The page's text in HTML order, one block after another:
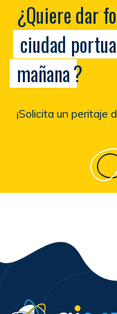
¿Quiere dar
ciudad
mañana?
¡Solicita un peritaje